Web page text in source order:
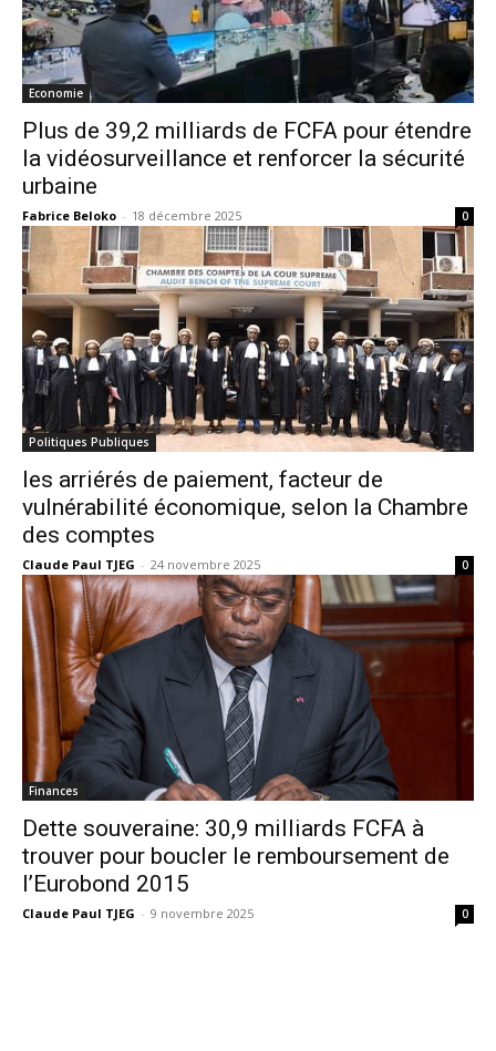
Economie
Plus de 39,2 milliards de FCFA pour étendre
la vidéosurveillance et renforcer la sécurité
urbaine
Fabrice Beloko - 18 décembre 2025 0
Politiques Publiques
les arriérés de paiement, facteur de
vulnérabilité économique, selon la Chambre
des comptes
Claude Paul TJEG - 24 novembre 2025 0
Finances
Dette souveraine: 30,9 milliards FCFA à
trouver pour boucler le remboursement de
l’Eurobond 2015
Claude Paul TJEG - 9 novembre 2025 0